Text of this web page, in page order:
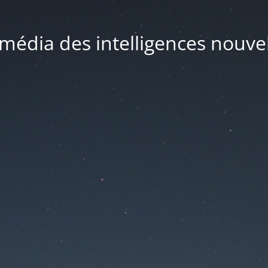
des intelligences